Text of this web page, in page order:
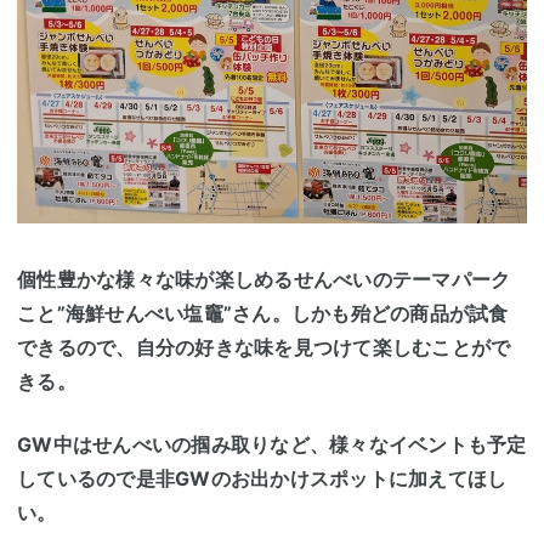
個性豊かな様々な味が楽しめるせんべいのテーマパーク
こと”海鮮せんべい塩竈”さん。しかも殆どの商品が試食
できるので、自分の好きな味を見つけて楽しむことがで
きる。
GW中はせんべいの掴み取りなど、様々なイベントも予定
しているので是非GWのお出かけスポットに加えてほし
い。